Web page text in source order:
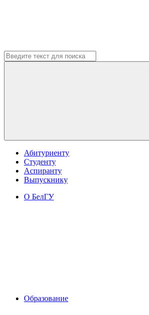
Абитуриенту
Студенту
Аспиранту
Выпускнику
О БелГУ
Образование